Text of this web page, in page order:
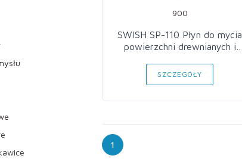
900
SWISH SP-110 Płyn do mycia
powierzchni drewnianych i
SZCZEGÓŁY
1